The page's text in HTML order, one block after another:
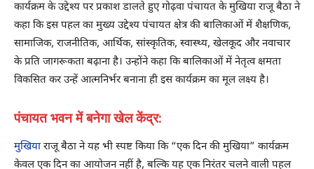
कार्यक्रम के उद्देश्य पर प्रकाश डालते हुए गोढ़वा पंचायत के मुखिया राजू बैठा ने
कहा कि इस पहल का मुख्य उद्देश्य पंचायत क्षेत्र की बालिकाओं में शैक्षणिक,
सामाजिक, राजनीतिक, आर्थिक, सांस्कृतिक, स्वास्थ्य, खेलकूद और नवाचार
के प्रति जागरूकता बढ़ाना है। उन्होंने कहा कि बालिकाओं में नेतृत्व क्षमता
विकसित कर उन्हें आत्मनिर्भर बनाना ही इस कार्यक्रम का मूल लक्ष्य है।
पंचायत भवन में बनेगा खेल केंद्र:
मुखियाराजू बैठा ने यह भी स्पष्ट किया कि “एक दिन की मुखिया” कार्यक्रम
केवल एक दिन का आयोजन नहीं है, बल्कि यह एक निरंतर चलने वाली पहल